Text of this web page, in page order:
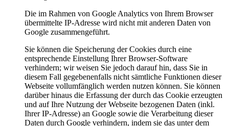
Die im Rahmen von Google Analytics von Ihrem Browser
übermittelte IP-Adresse wird nicht mit anderen Daten von
Google zusammengeführt.
Sie können die Speicherung der Cookies durch eine
entsprechende Einstellung Ihrer Browser-Software
verhindern; wir weisen Sie jedoch darauf hin, dass Sie in
diesem Fall gegebenenfalls nicht sämtliche Funktionen dieser
Webseite vollumfänglich werden nutzen können. Sie können
darüber hinaus die Erfassung der durch das Cookie erzeugten
und auf Ihre Nutzung der Webseite bezogenen Daten (inkl.
Ihrer IP-Adresse) an Google sowie die Verarbeitung dieser
Daten durch Google verhindern, indem sie das unter dem